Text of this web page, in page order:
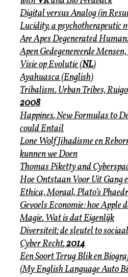
Digital versusAnalog (in
Lucidity, a psychotherapeutic
Are Apes Degenerated
Apen Gedegenereerde
Visie opEvolutie(NL)
Ayahuasca(English)
Tribalism, Urban Tribes,
2008
Happines, New Formulas to
could Entail
Lone WolfJihadismeen
kunnen we Doen
Thomas Pikettyand
Hoe Ontstaan Voor Uit Gang
Ethica, Moraal,Plato’s
Gevoels Economie: hoe Apple
Magie, Wat is dat Eigenlijk
Diversiteit; de sleutel to
Cyber Recht,2014
Een Soort Terug Blik en
(My English Language Auto